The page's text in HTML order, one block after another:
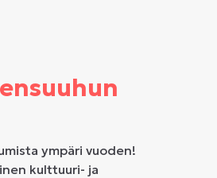
ympäri vuoden!
kulttuuri- ja